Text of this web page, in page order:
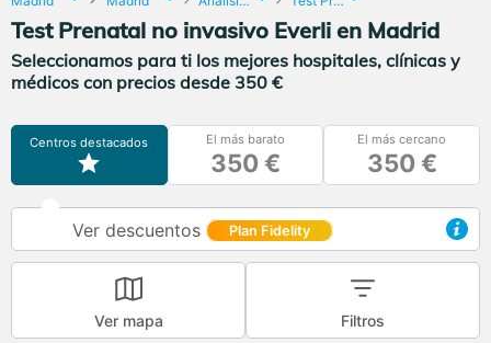
Test Prenatal no invasivo Everli en Madrid
Seleccionamos para ti los mejores hospitales, clínicas y
médicos con precios desde 350 €
Centros destacados El más barato
350 €
El más cercano
350 €
Ver descuentos Plan Fidelity
Ver mapa Filtros